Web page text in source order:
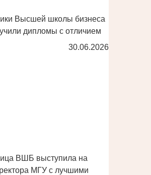
Высшей школы бизнеса
дипломы с отличием
30.06.2026
ВШБ выступила на
МГУ с лучшими